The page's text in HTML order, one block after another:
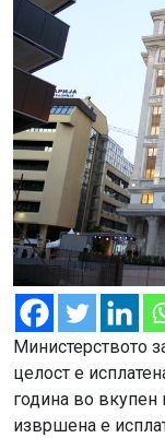
Министерството
целост е
година во
извршена е